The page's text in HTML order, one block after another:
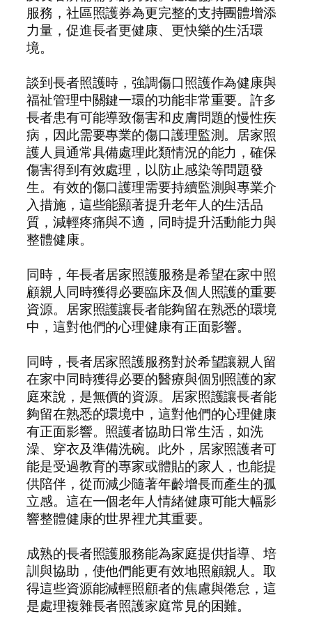
服務，社區照護券為更完整的支持團體增添
力量，促進長者更健康、更快樂的生活環
境。
談到長者照護時，強調傷口照護作為健康與
福祉管理中關鍵一環的功能非常重要。許多
長者患有可能導致傷害和皮膚問題的慢性疾
病，因此需要專業的傷口護理監測。居家照
護人員通常具備處理此類情況的能力，確保
傷害得到有效處理，以防止感染等問題發
生。有效的傷口護理需要持續監測與專業介
入措施，這些能顯著提升老年人的生活品
質，減輕疼痛與不適，同時提升活動能力與
整體健康。
同時，年長者居家照護服務是希望在家中照
顧親人同時獲得必要臨床及個人照護的重要
資源。居家照護讓長者能夠留在熟悉的環境
中，這對他們的心理健康有正面影響。
同時，長者居家照護服務對於希望讓親人留
在家中同時獲得必要的醫療與個別照護的家
庭來說，是無價的資源。居家照護讓長者能
夠留在熟悉的環境中，這對他們的心理健康
有正面影響。照護者協助日常生活，如洗
澡、穿衣及準備洗碗。此外，居家照護者可
能是受過教育的專家或體貼的家人，也能提
供陪伴，從而減少隨著年齡增長而產生的孤
立感。這在一個老年人情緒健康可能大幅影
響整體健康的世界裡尤其重要。
成熟的長者照護服務能為家庭提供指導、培
訓與協助，使他們能更有效地照顧親人。取
得這些資源能減輕照顧者的焦慮與倦怠，這
是處理複雜長者照護家庭常見的困難。